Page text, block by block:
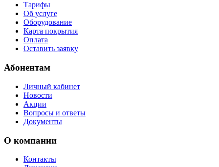
Тарифы
Об услуге
Оборудование
Карта покрытия
Оплата
Оставить заявку
Абонентам
Личный кабинет
Новости
Акции
Вопросы и ответы
Документы
О компании
Контакты